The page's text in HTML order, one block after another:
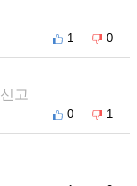
1 0
신고
0 1